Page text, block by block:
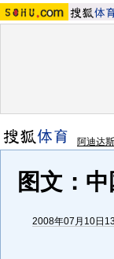
阿迪达
图文：
2008年07月10日